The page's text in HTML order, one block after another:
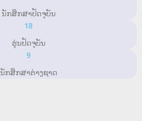
ນັກສຶກສາປັດຈຸບັນ
18
ຮຸ່ນປັດຈຸບັນ
9
ນັກສຶກສາຕ່າງຊາດ